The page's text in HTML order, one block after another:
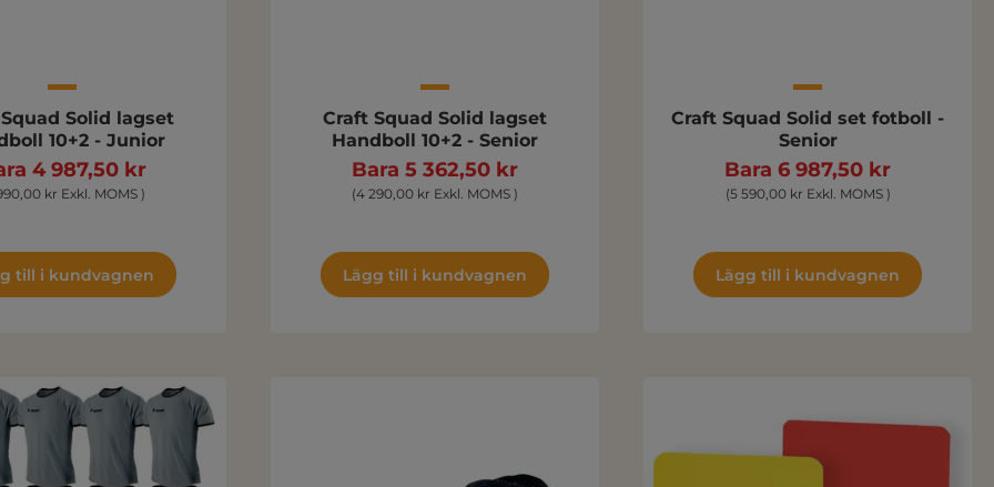
Solid lagset
10+2 - Junior
4 987,50 kr
kr Exkl. MOMS )
till i kundvagnen
Craft Squad Solid lagset
Handboll 10+2 - Senior
Bara 5 362,50 kr
(4 290,00 kr Exkl. MOMS )
Lägg till i kundvagnen
Craft Squad Solid set fotboll -
Senior
Bara 6 987,50 kr
(5 590,00 kr Exkl. MOMS )
Lägg till i kundvagnen